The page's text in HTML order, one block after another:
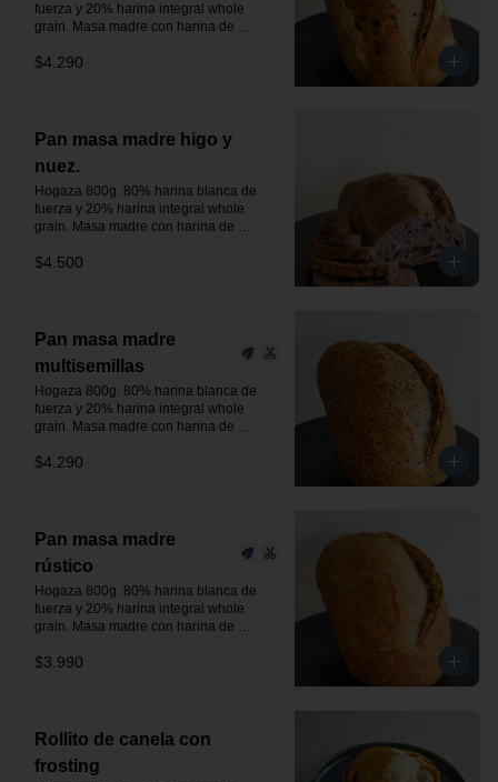
fuerza y 20% harina integral whole
grain. Masa madre con harina de
verdes y un toque de romero.
$4.290
Pan masa madre higo y
nuez.
Hogaza 800g. 80% harina blanca de
fuerza y 20% harina integral whole
grain. Masa madre con harina de
y nuez.
$4.500
Pan masa madre
multisemillas
Hogaza 800g. 80% harina blanca de
fuerza y 20% harina integral whole
grain. Masa madre con harina de
chía y sésamo tostado, previamente
$4.290
Pan masa madre
rústico
Hogaza 800g. 80% harina blanca de
fuerza y 20% harina integral whole
grain. Masa madre con harina de
24 horas de fermentación.
$3.990
Rollito de canela con
frosting